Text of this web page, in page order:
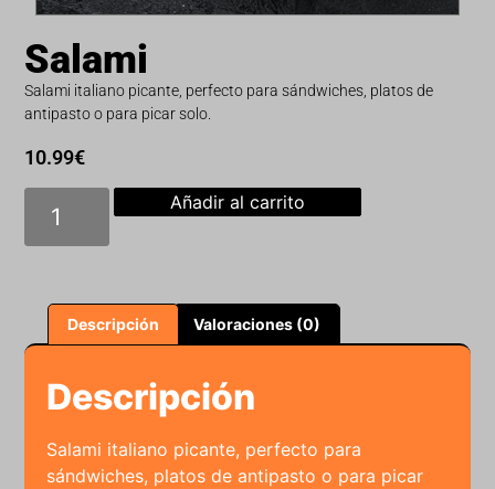
Salami
Salami italiano picante, perfecto para sándwiches, platos de
antipasto o para picar solo.
10.99€
Añadir al carrito
Descripción Valoraciones (0)
Descripción
Salami italiano picante, perfecto para
sándwiches, platos de antipasto o para picar